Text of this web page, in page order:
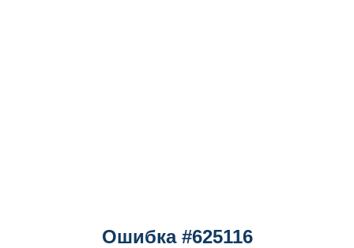
Ошибка #625116